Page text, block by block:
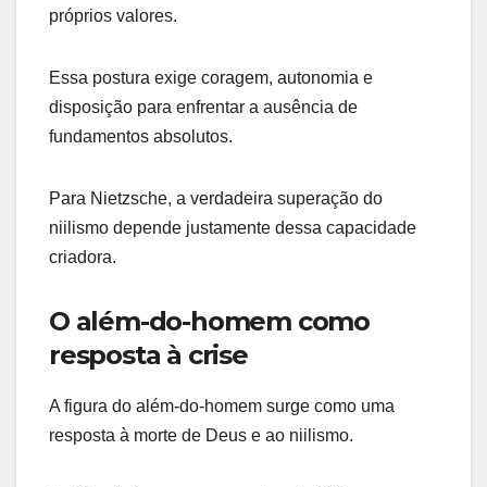
próprios valores.
Essa postura exige coragem, autonomia e
disposição para enfrentar a ausência de
fundamentos absolutos.
Para Nietzsche, a verdadeira superação do
niilismo depende justamente dessa capacidade
criadora.
O além-do-homem como
resposta à crise
A figura do além-do-homem surge como uma
resposta à morte de Deus e ao niilismo.